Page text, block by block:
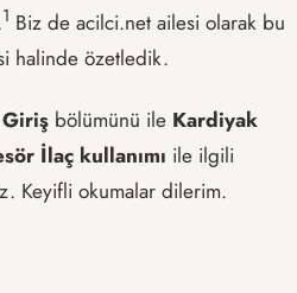
​1​ Biz de acilci.net ailesi olarak bu
halinde özetledik.
Giriş bölümünü ile Kardiyak
İlaç kullanımı ile ilgili
Keyifli okumalar dilerim.